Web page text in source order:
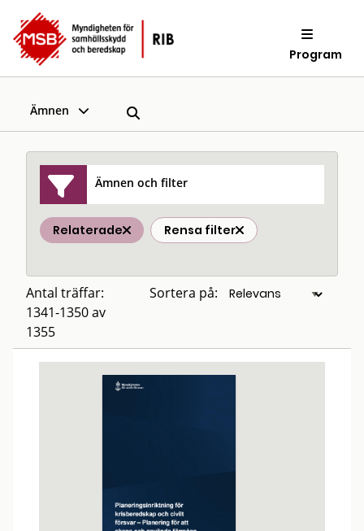
Program
Ämnen
Ämnen och filter
Relaterade Rensa filter
Antal träffar:
1341-1350 av
1355
Sortera på: